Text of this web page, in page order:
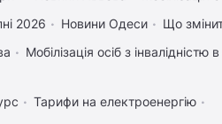
2026 Новини Одеси
Що
Мобілізація осіб з інвалідністю
Тарифи на електроенергію